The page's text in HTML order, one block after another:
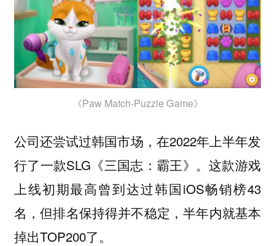
《Paw Match-Puzzle Game》
公司还尝试过韩国市场，在2022年上半年发
行了一款SLG《三国志：霸王》。这款游戏
上线初期最高曾到达过韩国iOS畅销榜43
名，但排名保持得并不稳定，半年内就基本
掉出TOP200了。